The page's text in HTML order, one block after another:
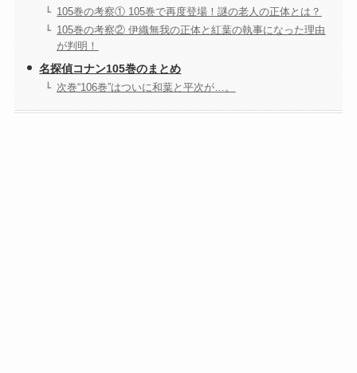
105巻の考察① 105巻で再度登場！謎の老人の正体とは？
105巻の考察② 伊織無我の正体と紅葉の執事になった理由
が判明！
名探偵コナン105巻のまとめ
次巻“106巻”はついに和葉と平次が…。